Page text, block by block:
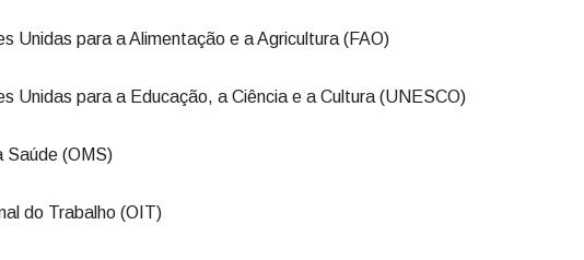
Unidas para a Alimentação e a Agricultura (FAO)
Unidas para a Educação, a Ciência e a Cultura (UNESCO)
Saúde (OMS)
do Trabalho (OIT)